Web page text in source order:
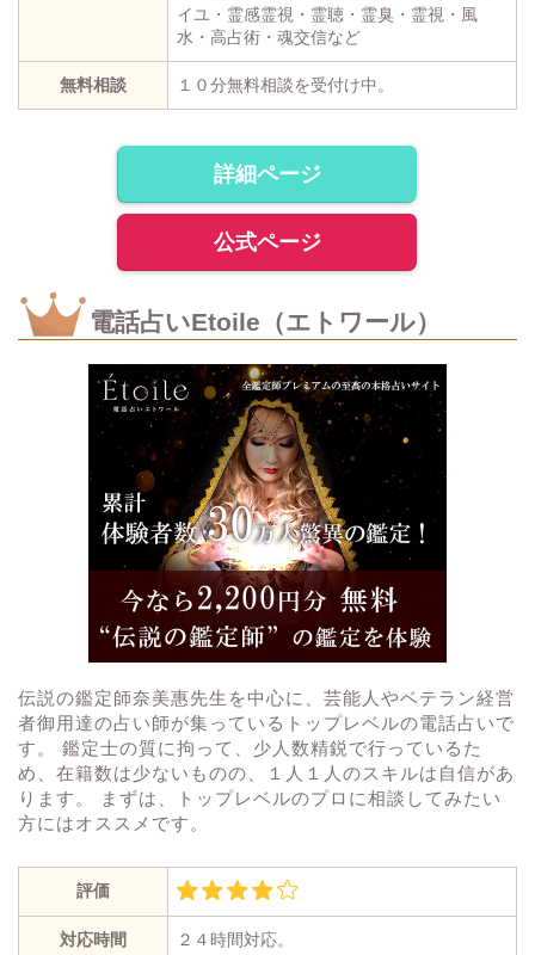
イユ・霊感霊視・霊聴・霊臭・霊視・風
水・高占術・魂交信など
無料相談 １０分無料相談を受付け中。
詳細ページ
公式ページ
電話占いEtoile（エトワール）
伝説の鑑定師奈美惠先生を中心に、芸能人やベテラン経営
者御用達の占い師が集っているトップレベルの電話占いで
す。 鑑定士の質に拘って、少人数精鋭で行っているた
め、在籍数は少ないものの、１人１人のスキルは自信があ
ります。 まずは、トップレベルのプロに相談してみたい
方にはオススメです。
評価
対応時間 ２４時間対応。